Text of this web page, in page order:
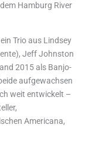
Hamburg River
Trio aus Lindsey
Jeff Johnston
2015 als Banjo-
aufgewachsen
weit entwickelt –
Americana,